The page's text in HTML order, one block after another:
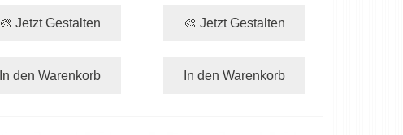
🎨 Jetzt Gestalten
In den Warenkorb
🎨 Jetzt Gestalten
In den Warenkorb